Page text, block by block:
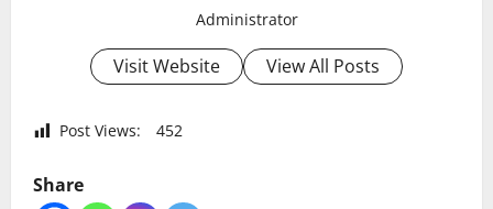
Administrator
Visit Website View All Posts
Post Views: 452
Share